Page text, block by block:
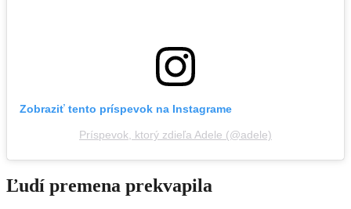
Zobraziť tento príspevok na Instagrame
Príspevok, ktorý zdieľa Adele (@adele)
Ľudí premena prekvapila